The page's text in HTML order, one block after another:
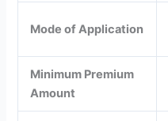
Mode of Application
Minimum Premium
Amount